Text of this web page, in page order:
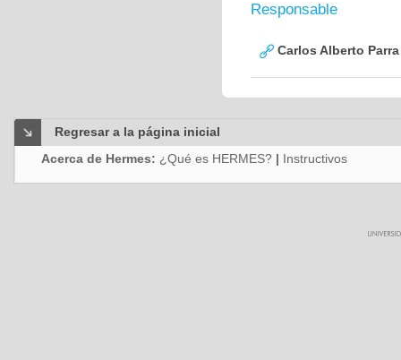
Responsable
Carlos Alberto
Regresar a la página inicial
Acerca de Hermes: ¿Qué es HERMES? | Instructivos